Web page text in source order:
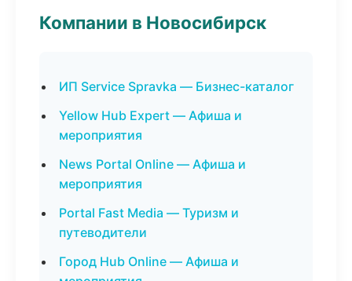
Компании в Новосибирск
ИП Service Spravka — Бизнес-каталог
Yellow Hub Expert — Афиша и
мероприятия
News Portal Online — Афиша и
мероприятия
Portal Fast Media — Туризм и
путеводители
Город Hub Online — Афиша и